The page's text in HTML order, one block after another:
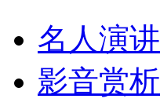
名人演讲
影音赏析